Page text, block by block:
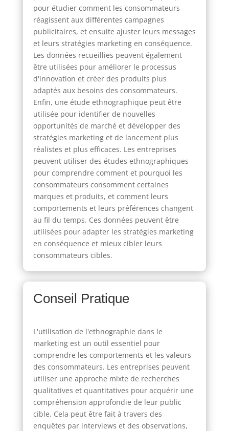
pour étudier comment les consommateurs
réagissent aux différentes campagnes
publicitaires, et ensuite ajuster leurs messages
et leurs stratégies marketing en conséquence.
Les données recueillies peuvent également
être utilisées pour améliorer le processus
d'innovation et créer des produits plus
adaptés aux besoins des consommateurs.
Enfin, une étude ethnographique peut être
utilisée pour identifier de nouvelles
opportunités de marché et développer des
stratégies marketing et de lancement plus
réalistes et plus efficaces. Les entreprises
peuvent utiliser des études ethnographiques
pour comprendre comment et pourquoi les
consommateurs consomment certaines
marques et produits, et comment leurs
comportements et leurs préférences changent
au fil du temps. Ces données peuvent être
utilisées pour adapter les stratégies marketing
en conséquence et mieux cibler leurs
consommateurs cibles.
Conseil Pratique
L'utilisation de l'ethnographie dans le
marketing est un outil essentiel pour
comprendre les comportements et les valeurs
des consommateurs. Les entreprises peuvent
utiliser une approche mixte de recherches
qualitatives et quantitatives pour acquérir une
compréhension approfondie de leur public
cible. Cela peut être fait à travers des
enquêtes par interviews et des observations,